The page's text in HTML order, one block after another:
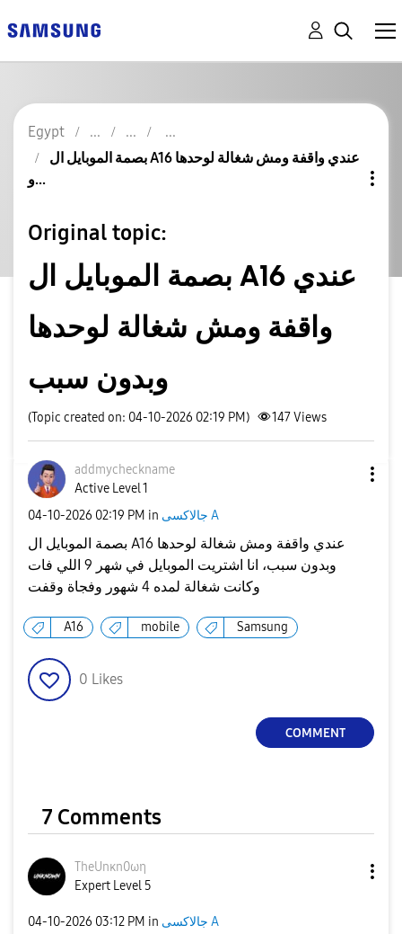
Egypt
بصمة الموبايل ال A16 عندي واقفة ومش شغالة لوحدها
و...
Original topic:
بصمة الموبايل ال A16 عندي
واقفة ومش شغالة لوحدها
وبدون سبب
(Topic created on: 04-10-2026 02:19 PM) 147Views
addmycheckname
Active Level 1
‎04-10-2026 02:19 PM in جالاكسى A
بصمة الموبايل ال A16 عندي واقفة ومش شغالة لوحدها
وبدون سبب، انا اشتريت الموبايل في شهر 9 اللي فات
وكانت شغالة لمده 4 شهور وفجاة وقفت
A16 mobile Samsung
0 Likes
COMMENT
7 Comments
TheUnκn0ωη
Expert Level 5
‎04-10-2026 03:12 PM in جالاكسى A